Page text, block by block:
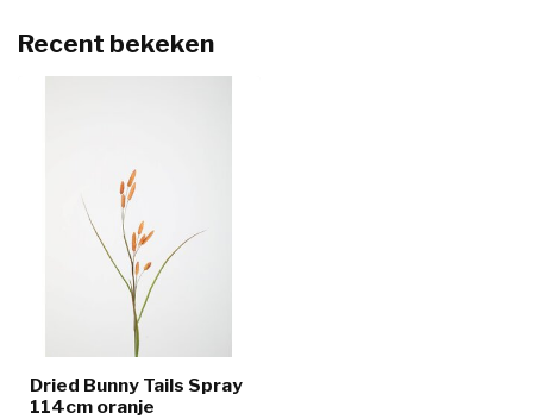
Recent bekeken
Dried Bunny Tails Spray
114cm oranje